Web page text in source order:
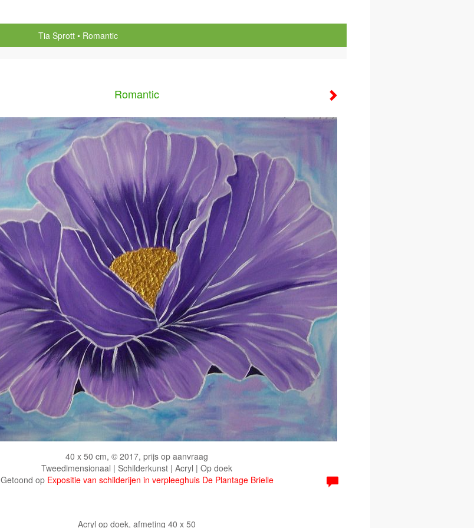
Tia Sprott Romantic
Romantic
40 x 50 cm, © 2017, prijs op aanvraag
Tweedimensionaal | Schilderkunst | Acryl | Op doek
Getoond op Expositie van schilderijen in verpleeghuis De Plantage Brielle
Acryl op doek, afmeting 40 x 50